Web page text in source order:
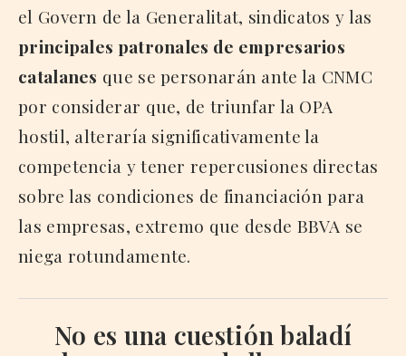
el Govern de la Generalitat, sindicatos y las
principales patronales de empresarios
catalanes que se personarán ante la CNMC
por considerar que, de triunfar la OPA
hostil, alteraría significativamente la
competencia y tener repercusiones directas
sobre las condiciones de financiación para
las empresas, extremo que desde BBVA se
niega rotundamente.
No es una cuestión baladí